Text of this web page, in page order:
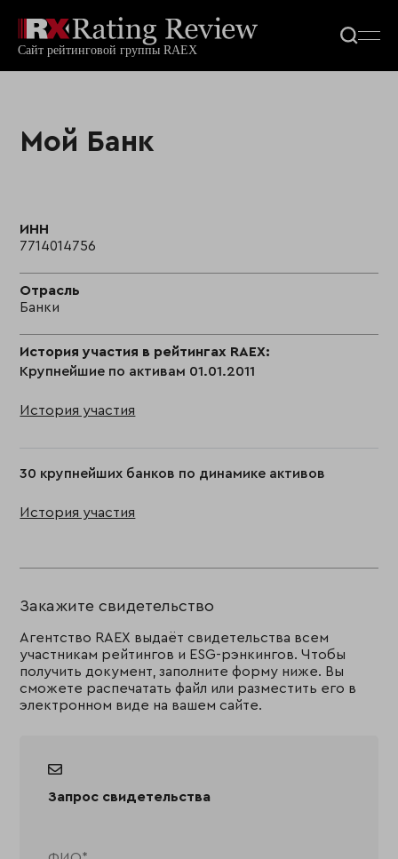
Мой Банк
ИНН
7714014756
Отрасль
Банки
История участия в рейтингах RAEX:
Крупнейшие по активам 01.01.2011
История участия
30 крупнейших банков по динамике активов
История участия
Закажите свидетельство
Агентство RAEX выдаёт свидетельства всем
участникам рейтингов и ESG-рэнкингов. Чтобы
получить документ, заполните форму ниже. Вы
сможете распечатать файл или разместить его в
электронном виде на вашем сайте.
Запрос свидетельства